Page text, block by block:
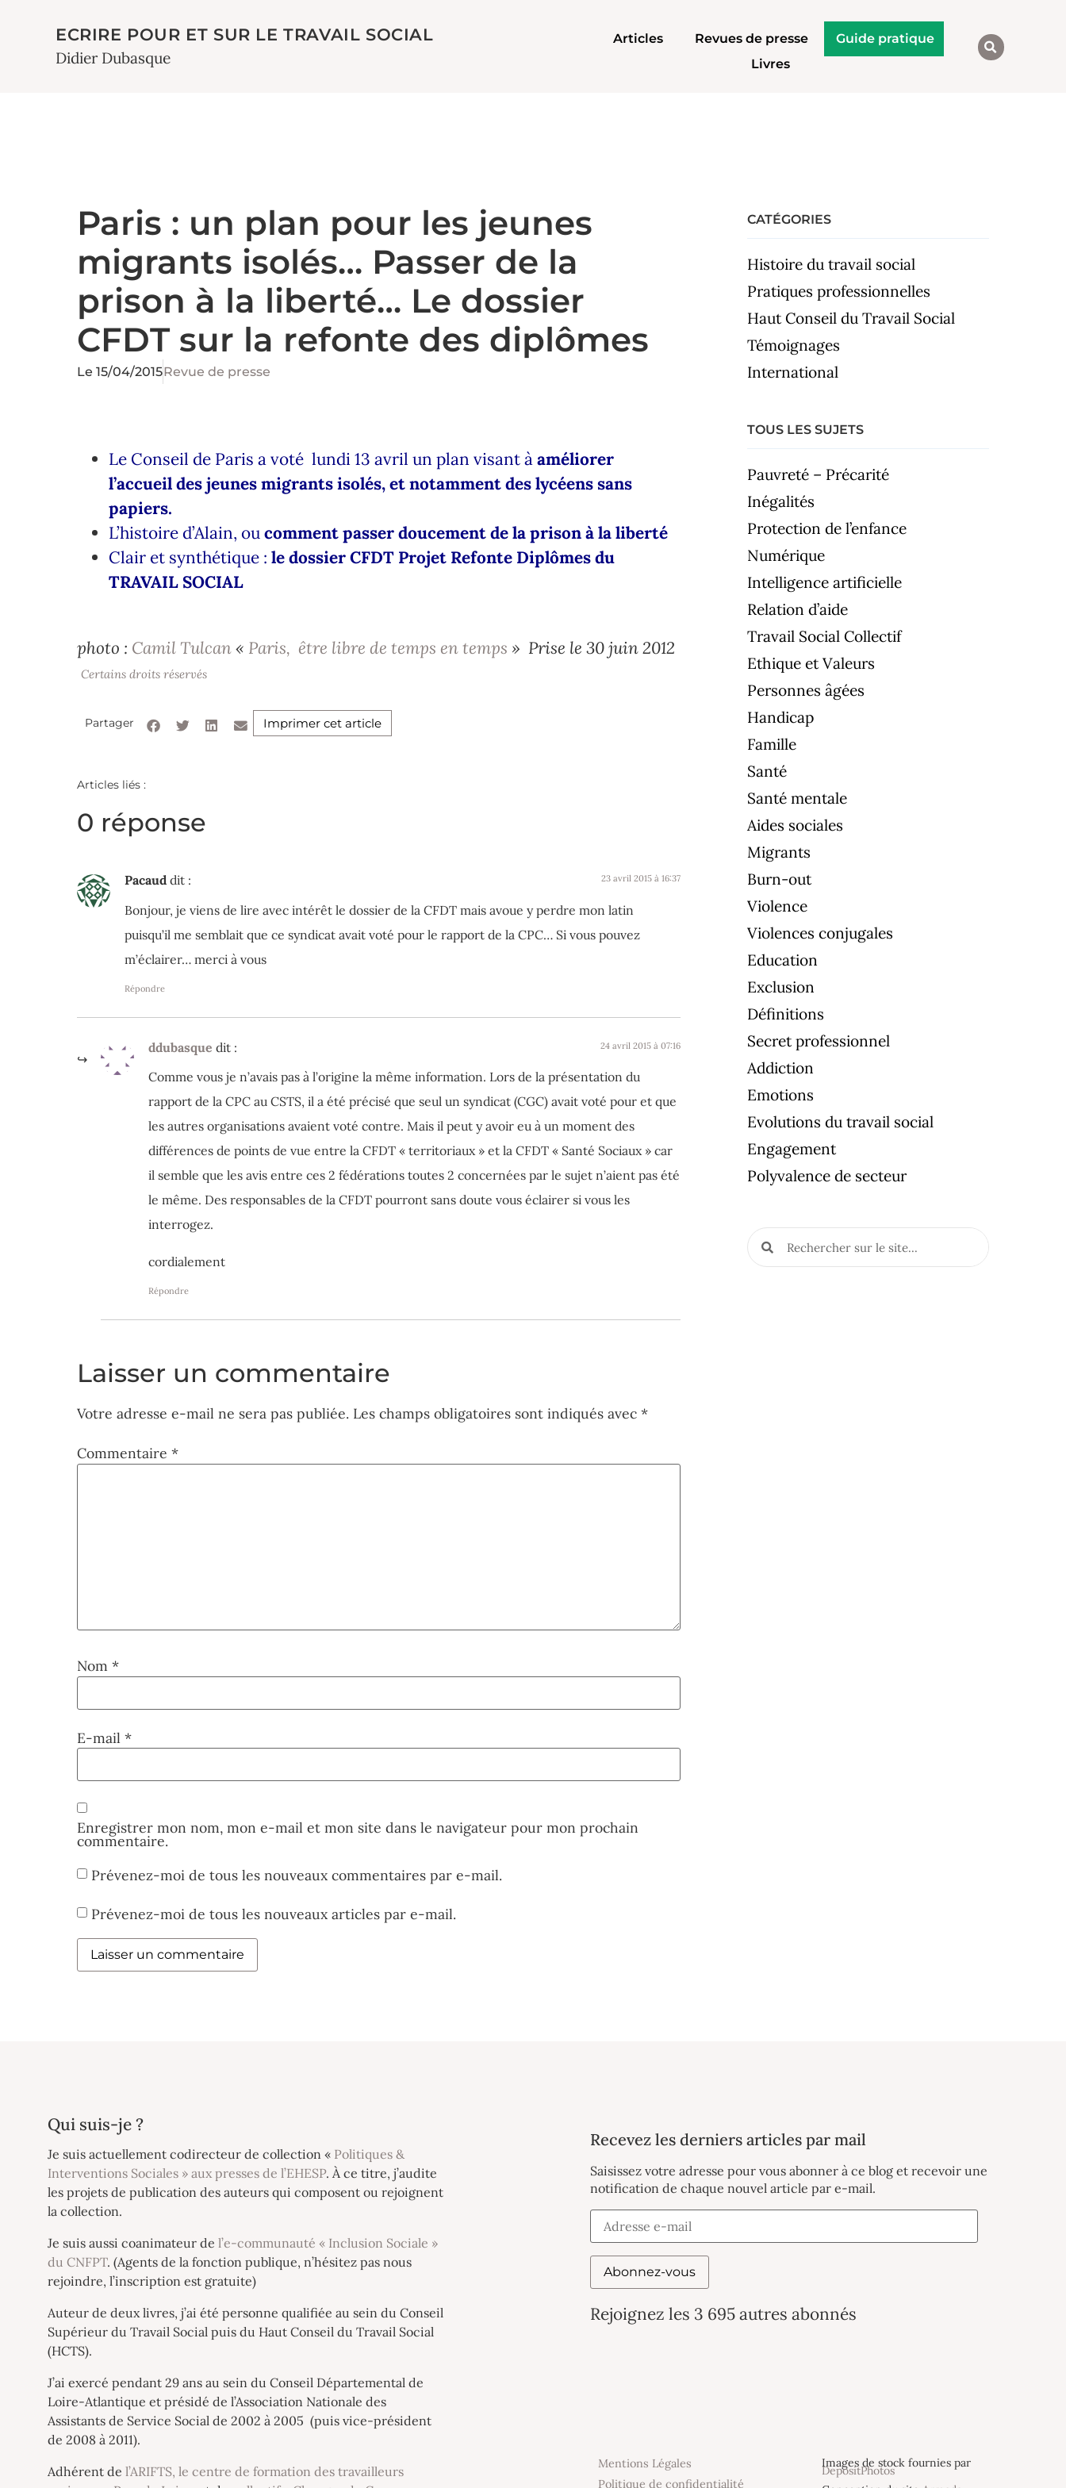
ECRIRE POUR ET SUR LE TRAVAIL SOCIAL
Didier Dubasque
Articles Revues de presse
Guide pratique
Livres
Paris : un plan pour les jeunes
migrants isolés… Passer de la
prison à la liberté… Le dossier
CFDT sur la refonte des diplômes
Le 15/04/2015Revue de presse
Le Conseil de Paris a voté lundi 13 avril un plan visant àaméliorer
l’accueil des jeunes migrants isolés, et notamment des lycéens sans
papiers.
L’histoire d’Alain, oucomment passer doucement de la prison à la liberté
Clair et synthétique : le dossier CFDT Projet Refonte Diplômes du
TRAVAIL SOCIAL
photo : Camil Tulcan« Paris, être libre de temps en temps » Prise le 30 juin 2012
Certains droits réservés
Partager Imprimer cet article
Articles liés :
0 réponse
Pacaud dit : 23 avril 2015 à 16:37
Bonjour, je viens de lire avec intérêt le dossier de la CFDT mais avoue y perdre mon latin
puisqu’il me semblait que ce syndicat avait voté pour le rapport de la CPC… Si vous pouvez
m’éclairer… merci à vous
Répondre
ddubasque dit : 24 avril 2015 à 07:16
Comme vous je n’avais pas à l’origine la même information. Lors de la présentation du
rapport de la CPC au CSTS, il a été précisé que seul un syndicat (CGC) avait voté pour et que
les autres organisations avaient voté contre. Mais il peut y avoir eu à un moment des
différences de points de vue entre la CFDT « territoriaux » et la CFDT « Santé Sociaux » car
il semble que les avis entre ces 2 fédérations toutes 2 concernées par le sujet n’aient pas été
le même. Des responsables de la CFDT pourront sans doute vous éclairer si vous les
interrogez.
cordialement
Répondre
Laisser un commentaire
Votre adresse e-mail ne sera pas publiée. Les champs obligatoires sont indiqués avec *
Commentaire *
Nom *
E-mail *
Enregistrer mon nom, mon e-mail et mon site dans le navigateur pour mon prochain
commentaire.
Prévenez-moi de tous les nouveaux commentaires par e-mail.
Prévenez-moi de tous les nouveaux articles par e-mail.
CATÉGORIES
Histoire du travail social
Pratiques professionnelles
Haut Conseil du Travail Social
Témoignages
International
TOUS LES SUJETS
Pauvreté – Précarité
Inégalités
Protection de l’enfance
Numérique
Intelligence artificielle
Relation d’aide
Travail Social Collectif
Ethique et Valeurs
Personnes âgées
Handicap
Famille
Santé
Santé mentale
Aides sociales
Migrants
Burn-out
Violence
Violences conjugales
Education
Exclusion
Définitions
Secret professionnel
Addiction
Emotions
Evolutions du travail social
Engagement
Polyvalence de secteur
Qui suis-je ?
Je suis actuellement codirecteur de collection « Politiques &
Interventions Sociales » aux presses de l’EHESP. À ce titre, j’audite
les projets de publication des auteurs qui composent ou rejoignent
la collection.
Je suis aussi coanimateur de l’e-communauté « Inclusion Sociale »
du CNFPT. (Agents de la fonction publique, n’hésitez pas nous
rejoindre, l’inscription est gratuite)
Auteur de deux livres, j’ai été personne qualifiée au sein du Conseil
Supérieur du Travail Social puis du Haut Conseil du Travail Social
(HCTS).
J’ai exercé pendant 29 ans au sein du Conseil Départemental de
Loire-Atlantique et présidé de l’Association Nationale des
Assistants de Service Social de 2002 à 2005 (puis vice-président
de 2008 à 2011).
Adhérent de l’ARIFTS, le centre de formation des travailleurs
Recevez les derniers articles par mail
Saisissez votre adresse pour vous abonner à ce blog et recevoir une
notification de chaque nouvel article par e-mail.
Abonnez-vous
Rejoignez les 3 695 autres abonnés
Mentions Légales
Politique de confidentialité
Images de stock fournies par
DepositPhotos